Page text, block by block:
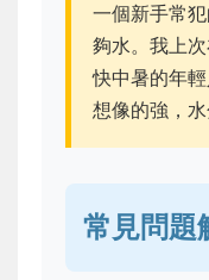
一個新手常
夠水。我上
快中暑的年
想像的強，水
常見問題